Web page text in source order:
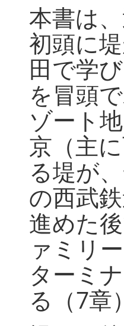
本書は
初頭に
田で学
を冒頭
ゾート
京（主
る堤が
の西武
進めた
ァミリ
ターミ
る（7章